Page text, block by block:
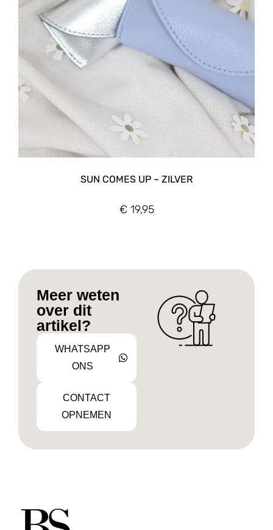
SUN COMES UP – ZILVER
€ 19,95
Meer weten
over dit
artikel?
WHATSAPP
ONS
CONTACT
OPNEMEN